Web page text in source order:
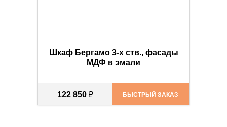
Шкаф Бергамо 3-х ств., фасады
МДФ в эмали
122 850 ₽ БЫСТРЫЙ ЗАКАЗ